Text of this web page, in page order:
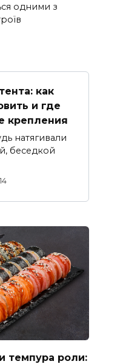
одними з
как
и где
крепления
натягивали
беседкой
14
темпура роли: